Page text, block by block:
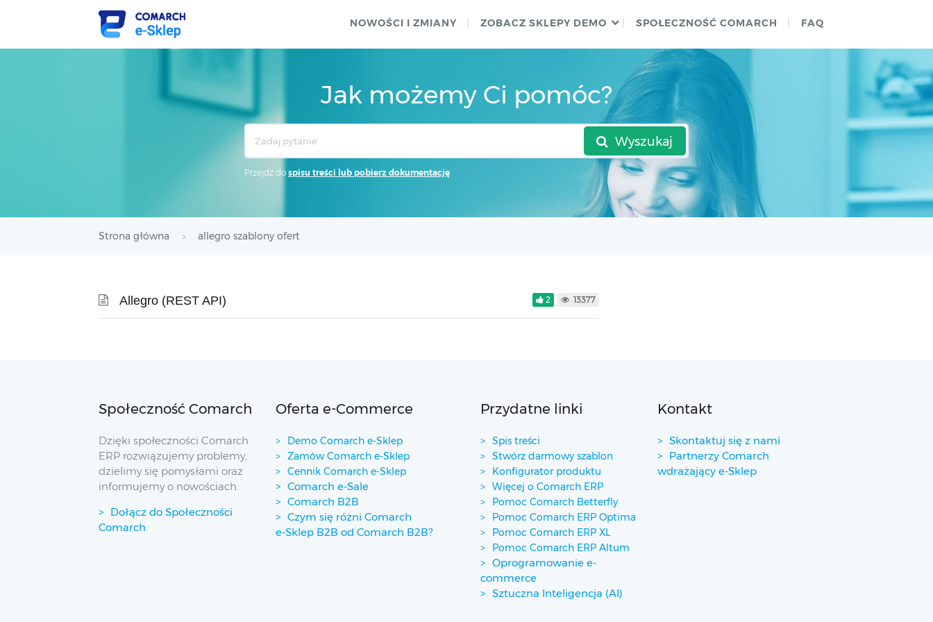
NOWOŚCI I ZMIANY ZOBACZ SKLEPY DEMO SPOŁECZNOŚĆ COMARCH FAQ
Jak możemy Ci pomóc?
Wyszukaj
Przejdź do spisu treści lub pobierz dokumentację
Strona główna allegro szablony ofert
Allegro (REST API) 2 13377
Społeczność Comarch
Dzięki społeczności Comarch
ERP rozwiązujemy problemy,
dzielimy się pomysłami oraz
informujemy o nowościach.
Dołącz do Społeczności
Comarch
Oferta e-Commerce
Demo Comarch e-Sklep
Zamów Comarch e-Sklep
Cennik Comarch e-Sklep
Comarch e-Sale
Comarch B2B
Czym się różni Comarch
e-Sklep B2B od Comarch B2B?
Przydatne linki
Spis treści
Stwórz darmowy szablon
Konfigurator produktu
Więcej o Comarch ERP
Pomoc Comarch Betterfly
Pomoc Comarch ERP Optima
Pomoc Comarch ERP XL
Pomoc Comarch ERP Altum
Oprogramowanie e-
commerce
Sztuczna Inteligencja (AI)
Kontakt
Skontaktuj się z nami
Partnerzy Comarch
wdrażający e-Sklep